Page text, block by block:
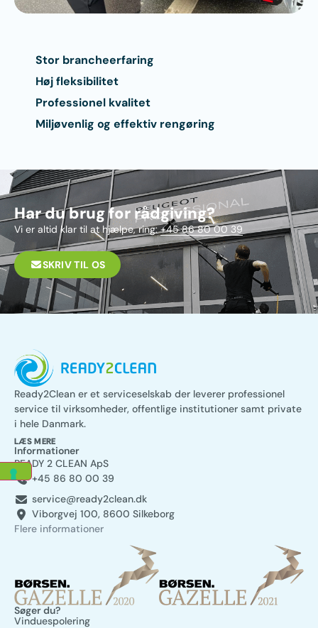
Stor brancheerfaring
Høj fleksibilitet
Professionel kvalitet
Miljøvenlig og effektiv rengøring
Har du brug for rådgiving?
Vi er altid klar til at hjælpe, ring:+45 86 80 00 39
SKRIV TIL OS
Ready2Clean er et serviceselskab der leverer professionel
service til virksomheder, offentlige institutioner samt private
i hele Danmark.
LÆS MERE
Informationer
READY 2 CLEAN ApS
+45 86 80 00 39
service@ready2clean.dk
Viborgvej 100, 8600 Silkeborg
Flere informationer
Søger du?
Vinduespolering